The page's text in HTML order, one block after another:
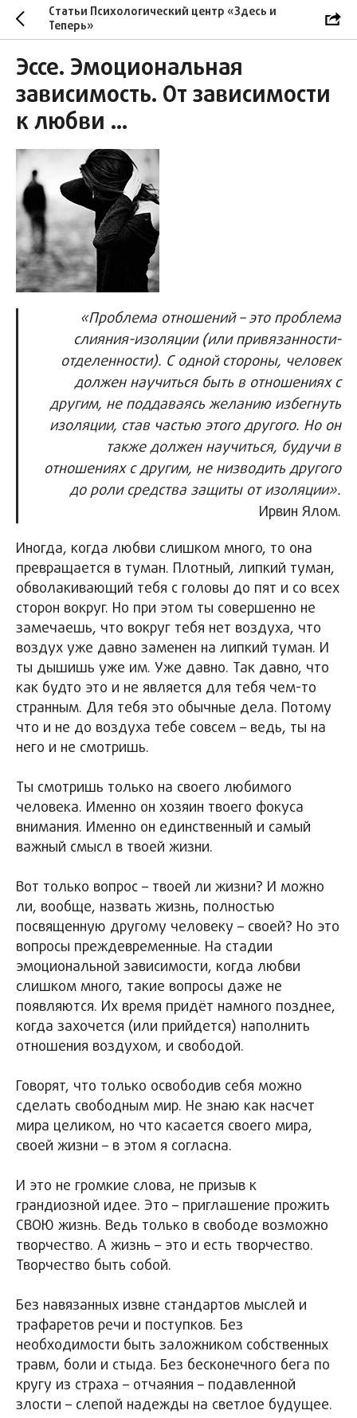
Статьи Психологический центр «Здесь и
Теперь»
Эссе. Эмоциональная
зависимость. От зависимости
к любви …
«Проблема отношений – это проблема
слияния-изоляции (или привязанности-
отделенности). С одной стороны, человек
должен научиться быть в отношениях с
другим, не поддаваясь желанию избегнуть
изоляции, став частью этого другого. Но он
также должен научиться, будучи в
отношениях с другим, не низводить другого
до роли средства защиты от изоляции».
Ирвин Ялом.
Иногда, когда любви слишком много, то она
превращается в туман. Плотный, липкий туман,
обволакивающий тебя с головы до пят и со всех
сторон вокруг. Но при этом ты совершенно не
замечаешь, что вокруг тебя нет воздуха, что
воздух уже давно заменен на липкий туман. И
ты дышишь уже им. Уже давно. Так давно, что
как будто это и не является для тебя чем-то
странным. Для тебя это обычные дела. Потому
что и не до воздуха тебе совсем – ведь, ты на
него и не смотришь.
Ты смотришь только на своего любимого
человека. Именно он хозяин твоего фокуса
внимания. Именно он единственный и самый
важный смысл в твоей жизни.
Вот только вопрос – твоей ли жизни? И можно
ли, вообще, назвать жизнь, полностью
посвященную другому человеку – своей? Но это
вопросы преждевременные. На стадии
эмоциональной зависимости, когда любви
слишком много, такие вопросы даже не
появляются. Их время придёт намного позднее,
когда захочется (или прийдется) наполнить
отношения воздухом, и свободой.
Говорят, что только освободив себя можно
сделать свободным мир. Не знаю как насчет
мира целиком, но что касается своего мира,
своей жизни – в этом я согласна.
И это не громкие слова, не призыв к
грандиозной идее. Это – приглашение прожить
СВОЮ жизнь. Ведь только в свободе возможно
творчество. А жизнь – это и есть творчество.
Творчество быть собой.
Без навязанных извне стандартов мыслей и
трафаретов речи и поступков. Без
необходимости быть заложником собственных
травм, боли и стыда. Без бесконечного бега по
кругу из страха – отчаяния – подавленной
злости – слепой надежды на светлое будущее.